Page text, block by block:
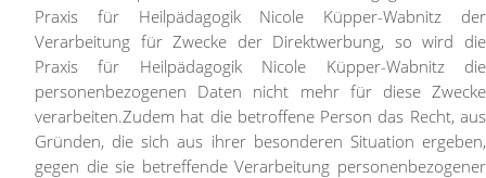
Praxis für Heilpädagogik Nicole Küpper-Wabnitz der
Verarbeitung für Zwecke der Direktwerbung, so wird die
Praxis für Heilpädagogik Nicole Küpper-Wabnitz die
personenbezogenen Daten nicht mehr für diese Zwecke
verarbeiten.Zudem hat die betroffene Person das Recht, aus
Gründen, die sich aus ihrer besonderen Situation ergeben,
gegen die sie betreffende Verarbeitung personenbezogener